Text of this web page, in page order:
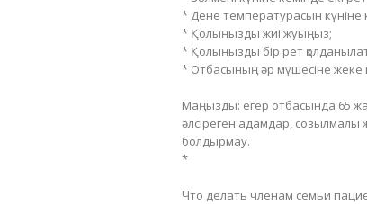
* Дене температурасын күніне
* Қолыңызды жиі жуыңыз;
* Қолыңызды бір рет
* Отбасының әр мүшесіне жеке
Маңызды: егер отбасында 65
әлсіреген адамдар, созылмалы
болдырмау.
*
Что делать членам семьи